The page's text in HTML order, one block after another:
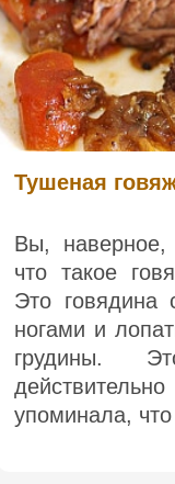
Тушеная
Вы, наверное,
что такое
Это говядина
ногами и
грудины.
упоминала,